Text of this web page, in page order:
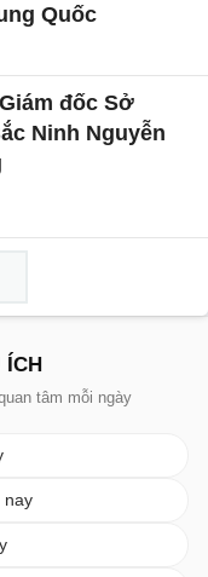
Quốc
đốc Sở
Ninh Nguyễn
ÍCH
tâm mỗi ngày
nay